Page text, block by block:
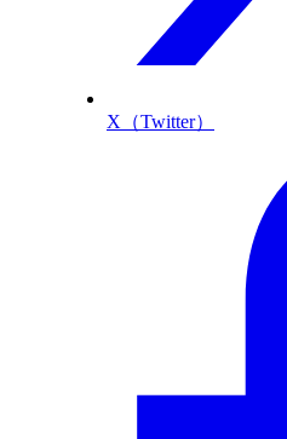
X（Twitter）